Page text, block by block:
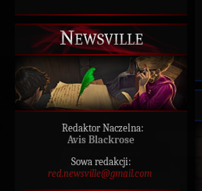
Newsville
Redaktor Naczelna:
Avis Blackrose
Sowa redakcji:
red.newsville@gmail.com